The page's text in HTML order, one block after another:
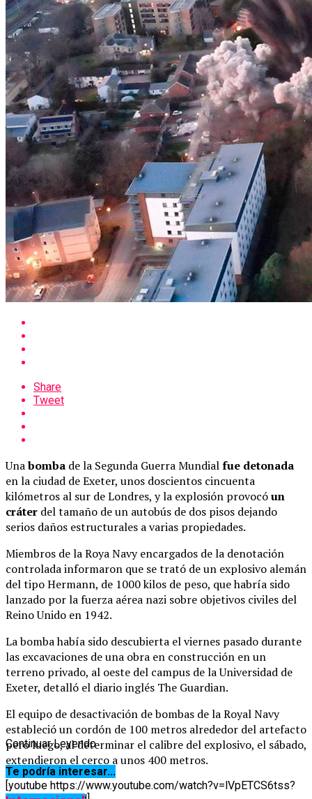
Share
Tweet
Unabomba de la Segunda Guerra Mundialfue detonada
en la ciudad de Exeter, unos doscientos cincuenta
kilómetros al sur de Londres, y la explosión provocóun
cráter del tamaño de un autobús de dos pisos dejando
serios daños estructurales a varias propiedades.
Miembros de la Roya Navy encargados de la denotación
controlada informaron que se trató de un explosivo alemán
del tipo Hermann, de 1000 kilos de peso, que habría sido
lanzado por la fuerza aérea nazi sobre objetivos civiles del
Reino Unido en 1942.
La bomba había sido descubierta el viernes pasado durante
las excavaciones de una obra en construcción en un
terreno privado, al oeste del campus de la Universidad de
Exeter, detalló el diario inglés The Guardian.
El equipo de desactivación de bombas de la Royal Navy
estableció un cordón de 100 metros alrededor del artefacto
pero luego, al determinar el calibre del explosivo, el sábado,
extendieron el cerco a unos 400 metros.
[youtube https://www.youtube.com/watch?v=lVpETCS6tss?
Continuar Leyendo
Te podría interesar...